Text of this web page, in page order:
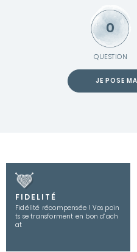
0
QUESTION
JE POSE
FIDELITÉ
Fidélité récompensée ! Vos poin
ts se transforment en bon d’ach
at